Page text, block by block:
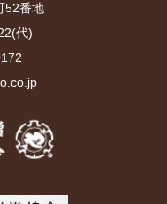
52番地
代)